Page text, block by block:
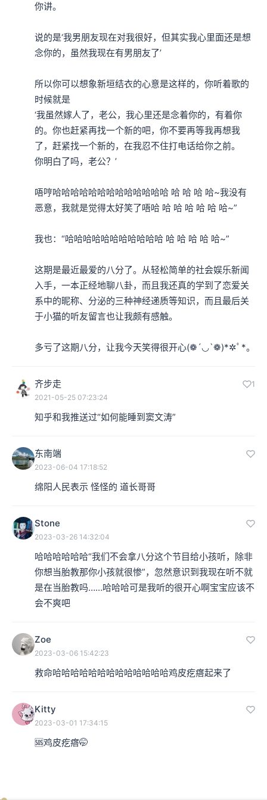
你讲。
说的是‘我男朋友现在对我很好，但其实我心里面还是想
念你的，虽然我现在有男朋友了’
所以你可以想象新垣结衣的心意是这样的，你听着歌的
时候就是
‘我虽然嫁人了，老公，我心里还是念着你的，有着你
的。你也赶紧再找一个新的吧，你不要再等我再想我
了，赶紧找一个新的，在我忍不住打电话给你之前。
你明白了吗，老公？’
唔哼哈哈哈哈哈哈哈哈哈哈哈哈哈 哈 哈 哈 哈~我没有
恶意，我就是觉得太好笑了唔哈 哈 哈 哈 哈 哈 哈~”
我也：“哈哈哈哈哈哈哈哈哈哈哈 哈 哈 哈 哈 哈~”
这期是最近最爱的八分了。从轻松简单的社会娱乐新闻
入手，一本正经地聊八卦，而且我还真的学到了恋爱关
系中的昵称、分泌的三种神经递质等知识，而且最后关
于小猫的听友留言也让我颇有感触。
多亏了这期八分，让我今天笑得很开心(❁´◡`❁)*✲ﾟ*。
齐步走 1
2021-05-25 07:23:24
知乎和我推送过“如何能睡到窦文涛”
东南端
2023-06-04 17:18:52
绵阳人民表示 怪怪的 道长哥哥
Stone
2023-03-26 14:32:04
哈哈哈哈哈哈“我们不会拿八分这个节目给小孩听，除非
你想当胎教那你小孩就很惨”，忽然意识到我现在听不就
是在当胎教吗……哈哈哈可是我听的很开心啊宝宝应该不
会不爽吧
Zoe
2023-03-06 15:42:23
救命哈哈哈哈哈哈哈哈哈哈哈哈哈鸡皮疙瘩起来了
Kitty
2023-03-01 17:34:15
🆘鸡皮疙瘩🤭